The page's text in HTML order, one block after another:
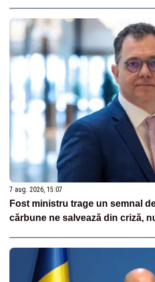
7 aug. 2026, 15:07
Fost ministru trage un semnal
cărbune ne salvează din criză,